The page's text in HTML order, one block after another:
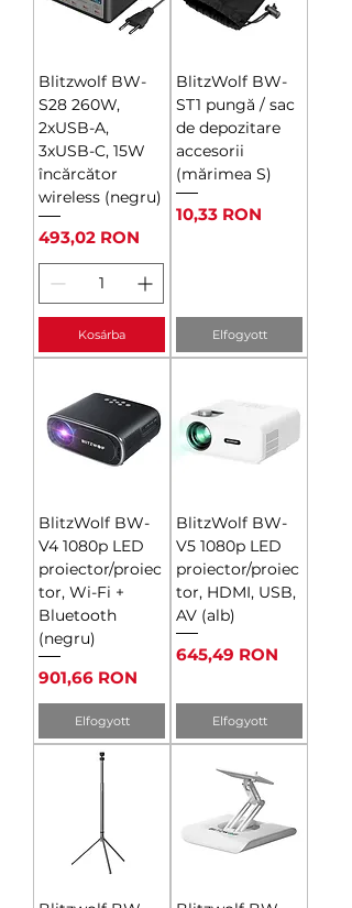
Blitzwolf BW-
S28 260W,
2xUSB-A,
3xUSB-C, 15W
încărcător
wireless (negru)
Ár
493,02 RON
Kosárba
BlitzWolf BW-
ST1 pungă / sac
de depozitare
accesorii
(mărimea S)
Ár
10,33 RON
Elfogyott
BlitzWolf BW-
V4 1080p LED
proiector/proiec
tor, Wi-Fi +
Bluetooth
(negru)
Ár
901,66 RON
Elfogyott
BlitzWolf BW-
V5 1080p LED
proiector/proiec
tor, HDMI, USB,
AV (alb)
Ár
645,49 RON
Elfogyott